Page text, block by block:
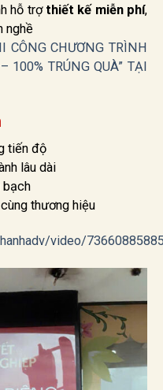
hỗ trợ thiết kế miễn phí,
nghề
CHƯƠNG TRÌNH
100% TRÚNG QUÀ” TẠI
tiến độ
lâu dài
bạch
thương hiệu
video/